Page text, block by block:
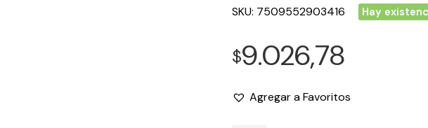
SKU: 7509552903416 Hay
$9.026,78
Agregar a Favoritos